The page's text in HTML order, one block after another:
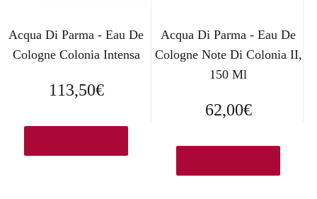
Acqua Di Parma - Eau De
Cologne Colonia Intensa
113,50€
Acqua Di Parma - Eau De
Cologne Note Di Colonia II,
150 Ml
62,00€